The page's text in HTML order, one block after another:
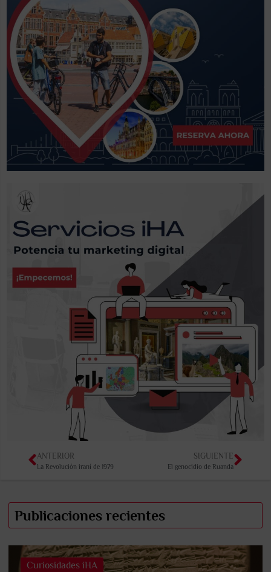
ANTERIOR
La Revolución iraní de 1979
SIGUIENTE
El genocidio de Ruanda
Publicaciones recientes
Curiosidades iHA